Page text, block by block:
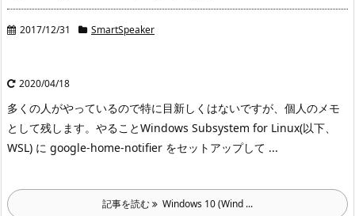
2017/12/31 SmartSpeaker
2020/04/18
多くの人がやっているので特に目新しくはないですが、個人のメモ
として残します。 やることWindows Subsystem for Linux(以下、
WSL) に google-home-notifier をセットアップして ...
記事を読む Windows 10 (Wind ...